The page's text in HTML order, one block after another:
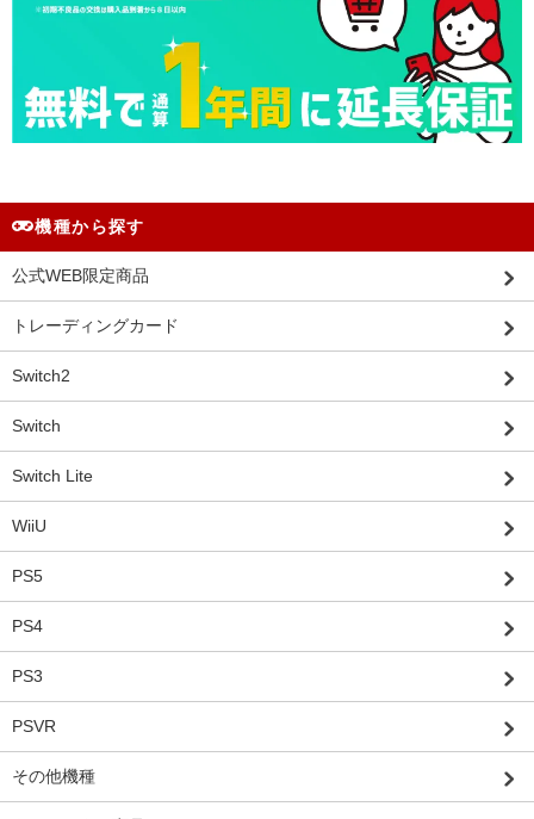
機種から探す
公式WEB限定商品
トレーディングカード
Switch2
Switch
Switch Lite
WiiU
PS5
PS4
PS3
PSVR
その他機種